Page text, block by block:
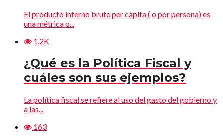
El producto interno bruto per cápita ( o por persona) es
una métrica o...
1.2K
¿Qué es la Política Fiscal y
cuáles son sus ejemplos?
La política fiscal se refiere al uso del gasto del gobierno y
a las...
163